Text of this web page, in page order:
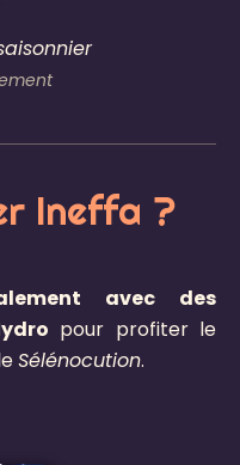
Ineffa ?
avec des
pour profiter le
Sélénocution.